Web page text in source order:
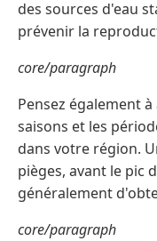
des sources d'eau
prévenir la
core/paragraph
Pensez également
saisons et les
dans votre région.
pièges, avant le pic
généralement
core/paragraph